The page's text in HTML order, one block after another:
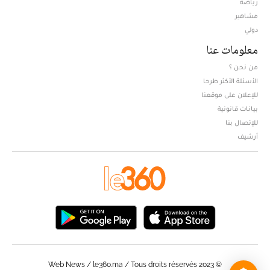
رياضة
مشاهير
دولي
معلومات عنا
من نحن ؟
الأسئلة الأكثر طرحا
للإعلان على موقعنا
بيانات قانونية
للإتصال بنا
أرشيف
© Web News / le360.ma / Tous droits réservés 2023